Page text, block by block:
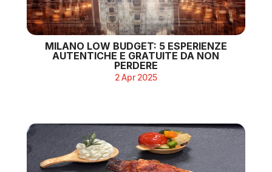
MILANO LOW BUDGET: 5 ESPERIENZE
AUTENTICHE E GRATUITE DA NON
PERDERE
2 Apr 2025